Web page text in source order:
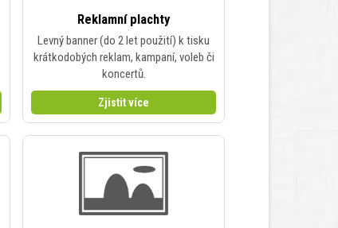
Reklamní plachty
Levný banner (do 2 let použití) k tisku
krátkodobých reklam, kampaní, voleb či
koncertů.
Zjistit více